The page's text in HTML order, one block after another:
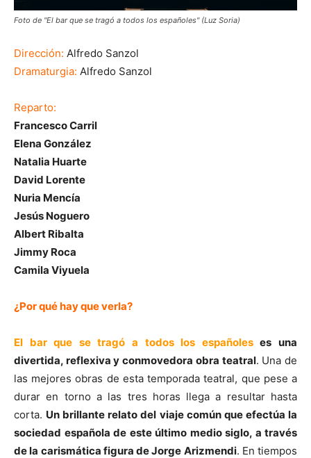
Foto de "El bar que se tragó a todos los españoles" (Luz Soria)
Dirección: Alfredo Sanzol
Dramaturgia: Alfredo Sanzol
Reparto:
Francesco Carril
Elena González
Natalia Huarte
David Lorente
Nuria Mencía
Jesús Noguero
Albert Ribalta
Jimmy Roca
Camila Viyuela
¿Por qué hay que verla?
El bar que se tragó a todos los españoleses una
divertida, reflexiva y conmovedora obra teatral. Una de
las mejores obras de esta temporada teatral, que pese a
durar en torno a las tres horas llega a resultar hasta
corta. Un brillante relato del viaje común que efectúa la
sociedad española de este último medio siglo, a través
de la carismática figura de Jorge Arizmendi. En tiempos